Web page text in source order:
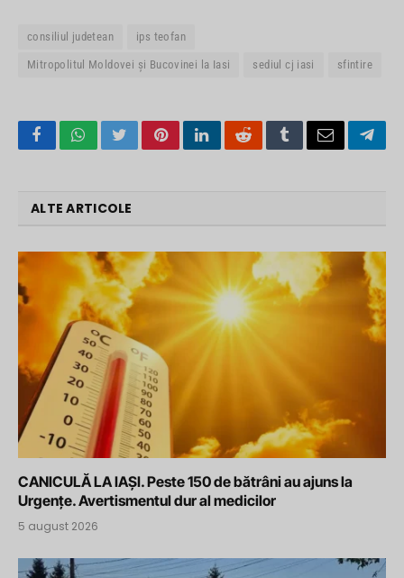
consiliul judetean ips teofan
Mitropolitul Moldovei și Bucovinei la Iasi sediul cj iasi sfintire
FacebookWhatsApp
TwitterPinterestLinkedInRedditTumblrEmail
ALTE ARTICOLE
CANICULĂ LA IAȘI. Peste 150 de bătrâni au ajuns la
Urgențe. Avertismentul dur al medicilor
5 august 2026